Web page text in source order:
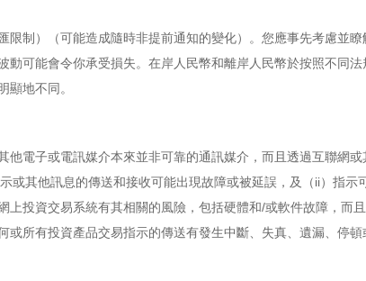
限制）（可能造成隨時非提前通知的變化）。您應事先考慮並瞭
動可能會令你承受損失。在岸人民幣和離岸人民幣於按照不同
顯地不同。
他電子或電訊媒介本來並非可靠的通訊媒介，而且透過互聯網
或其他訊息的傳送和接收可能出現故障或被延誤，及（ii）指示
上投資交易系統有其相關的風險，包括硬體和/或軟件故障，而
或所有投資產品交易指示的傳送有發生中斷、失真、遺漏、停